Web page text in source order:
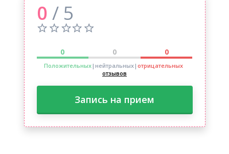
0 / 5
0 0 0
Положительных|нейтральных| отрицательных
отзывов
Запись на прием